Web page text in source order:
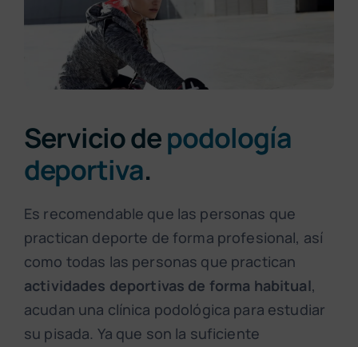
Servicio depodología
deportiva.
Es recomendable que las personas que
practican deporte de forma profesional, así
como todas las personas que practican
actividades deportivas de forma habitual,
acudan una clínica podológica para estudiar
su pisada. Ya que son la suficiente